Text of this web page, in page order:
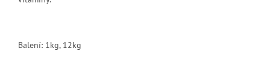
Balení: 1kg, 12kg